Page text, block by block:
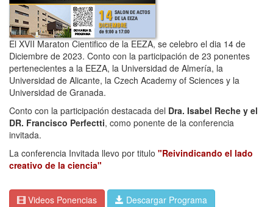
El XVII Maraton Cientifico de la EEZA, se celebro el dia 14 de
Diciembre de 2023. Conto con la participación de 23 ponentes
pertenecientes a la EEZA, la Universidad de Almería, la
Universidad de Alicante, la Czech Academy of Sciences y la
Universidad de Granada.
Conto con la participación destacada del Dra. Isabel Reche y el
DR. Francisco Perfectti, como ponente de la conferencia
invitada.
La conferencia Invitada llevo por titulo "Reivindicando el lado
creativo de la ciencia"
Videos Ponencias Descargar Programa